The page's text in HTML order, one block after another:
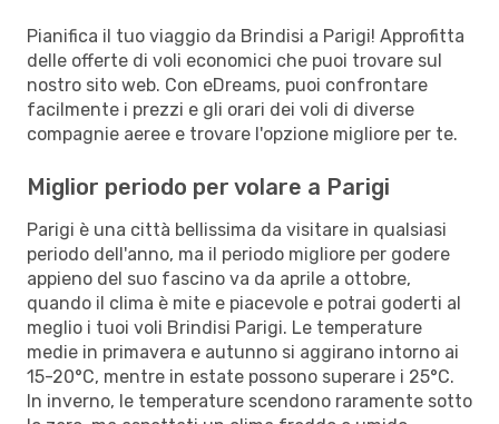
Pianifica il tuo viaggio da Brindisi a Parigi! Approfitta
delle offerte di voli economici che puoi trovare sul
nostro sito web. Con eDreams, puoi confrontare
facilmente i prezzi e gli orari dei voli di diverse
compagnie aeree e trovare l'opzione migliore per te.
Miglior periodo per volare a Parigi
Parigi è una città bellissima da visitare in qualsiasi
periodo dell'anno, ma il periodo migliore per godere
appieno del suo fascino va da aprile a ottobre,
quando il clima è mite e piacevole e potrai goderti al
meglio i tuoi voli Brindisi Parigi. Le temperature
medie in primavera e autunno si aggirano intorno ai
15-20°C, mentre in estate possono superare i 25°C.
In inverno, le temperature scendono raramente sotto